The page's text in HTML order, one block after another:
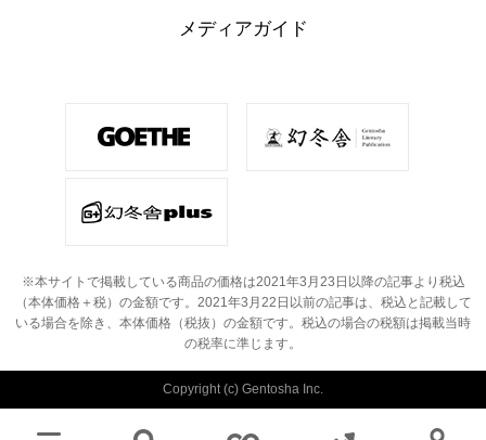
メディアガイド
※本サイトで掲載している商品の価格は2021年3月23日以降の記事より税込
（本体価格＋税）の金額です。 2021年3月22日以前の記事は、税込と記載して
いる場合を除き、本体価格（税抜）の金額です。 税込の場合の税額は掲載当時
の税率に準じます。
Copyright (c) Gentosha Inc.